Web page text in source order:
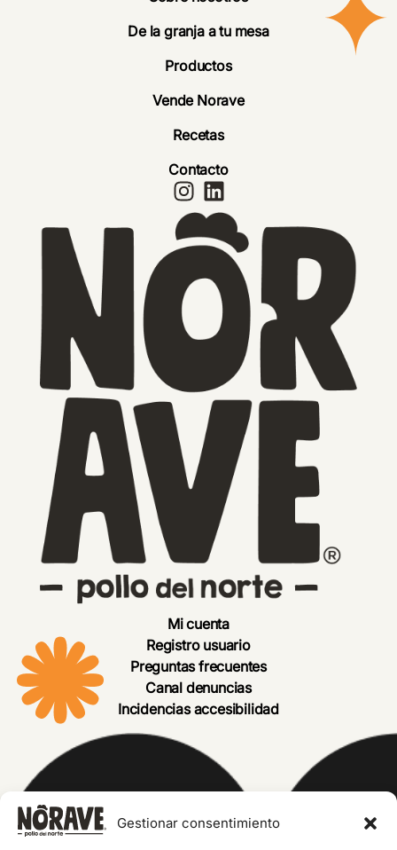
Gestionar consentimiento
De la granja a tu mesa
Productos
Vende Norave
Recetas
Contacto
Mi cuenta
Registro usuario
Preguntas frecuentes
Canal denuncias
Incidencias accesibilidad